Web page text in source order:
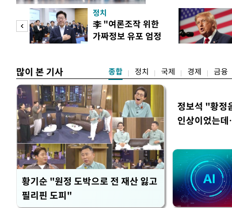
'돌핀'이 지나며 기압계
으로 주춤할 것으로 기
정례 브리핑을 열고 이
관은 "상층까지 잘 연결
정치
李 "여론조작 위한
가짜정보 유포 엄정
많이 본 기사 종합 정치 국제 경제 금융
황기순 "원정 도박으로 전 재산 잃고
필리핀 도피"
정보석 "황정
인상이었는